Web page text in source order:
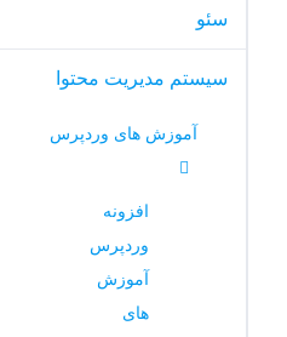
سئو
سیستم مدیریت محتوا
آموزش های وردپرس
افزونه
وردپرس
آموزش
های